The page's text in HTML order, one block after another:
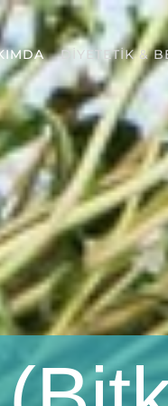
DİYETETİK &